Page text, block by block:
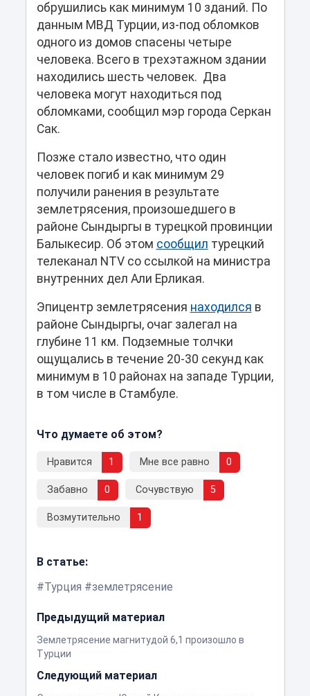
обрушились как минимум 10 зданий. По
данным МВД Турции, из-под обломков
одного из домов спасены четыре
человека. Всего в трехэтажном здании
находились шесть человек. Два
человека могут находиться под
обломками, сообщил мэр города Серкан
Сак.
Позже стало известно, что один
человек погиб и как минимум 29
получили ранения в результате
землетрясения, произошедшего в
районе Сындыргы в турецкой провинции
Балыкесир. Об этом сообщил турецкий
телеканал NTV со ссылкой на министра
внутренних дел Али Ерликая.
Эпицентр землетрясения находился в
районе Сындыргы, очаг залегал на
глубине 11 км. Подземные толчки
ощущались в течение 20-30 секунд как
минимум в 10 районах на западе Турции,
в том числе в Стамбуле.
Что думаете об этом?
Нравится 1 Мне все равно 0
Забавно 0 Сочувствую 5
Возмутительно 1
В статье:
Турция
землетрясение
Предыдущий материал
Землетрясение магнитудой 6,1 произошло в
Турции
Следующий материал